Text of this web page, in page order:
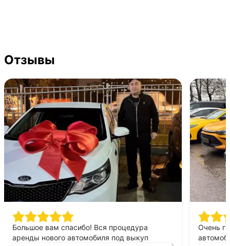
Отзывы
Большое вам спасибо! Вся процедура
аренды нового автомобиля под выкуп
Очень